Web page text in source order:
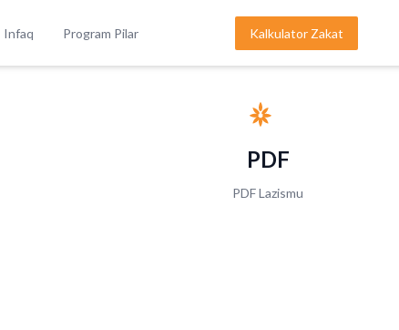
Infaq Program Pilar Kalkulator Zakat
PDF
PDF Lazismu